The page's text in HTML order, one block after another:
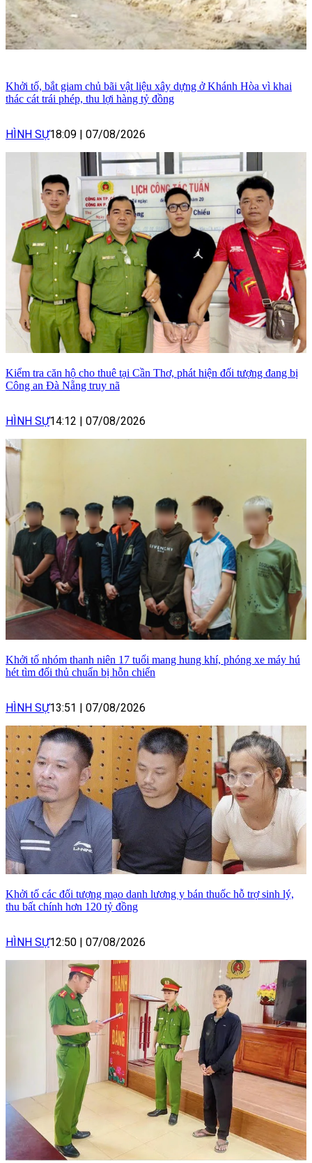
Khởi tố, bắt giam chủ bãi vật liệu xây dựng ở Khánh Hòa vì khai
thác cát trái phép, thu lợi hàng tỷ đồng
HÌNH SỰ18:09 07/08/2026
Kiểm tra căn hộ cho thuê tại Cần Thơ, phát hiện đối tượng đang bị
Công an Đà Nẵng truy nã
HÌNH SỰ14:12 07/08/2026
Khởi tố nhóm thanh niên 17 tuổi mang hung khí, phóng xe máy hú
hét tìm đối thủ chuẩn bị hỗn chiến
HÌNH SỰ13:51 07/08/2026
Khởi tố các đối tượng mạo danh lương y bán thuốc hỗ trợ sinh lý,
thu bất chính hơn 120 tỷ đồng
HÌNH SỰ12:50 07/08/2026